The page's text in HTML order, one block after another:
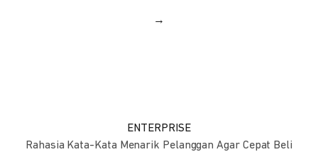
→
ENTERPRISE
Rahasia Kata-Kata Menarik Pelanggan Agar Cepat Beli